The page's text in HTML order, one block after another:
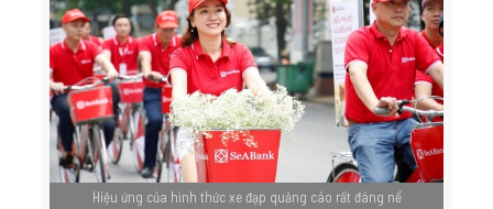
Hiệu ứng của hình thức xe đạp quảng cáo rất đáng nể